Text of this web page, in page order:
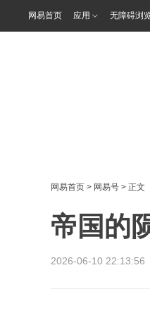
网易首页 应用 无障碍浏
网易首页 > 网易号 > 正文
帝国的
2026-06-10